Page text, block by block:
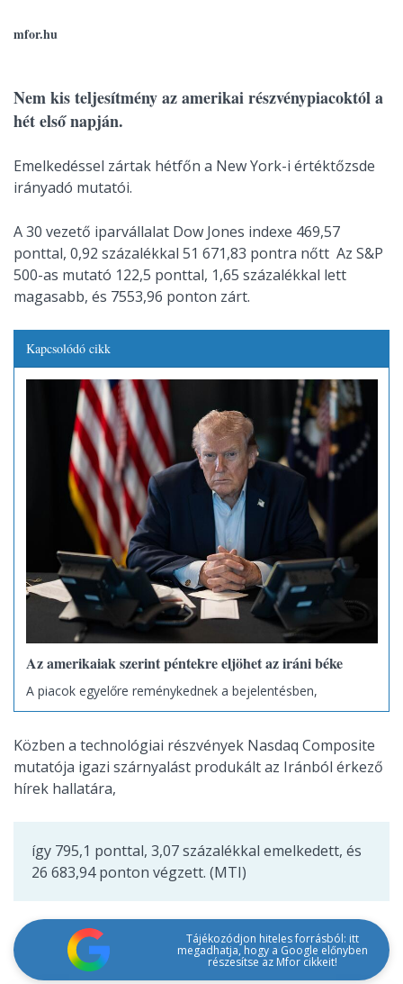
mfor.hu
Nem kis teljesítmény az amerikai részvénypiacoktól a
hét első napján.
Emelkedéssel zártak hétfőn a New York-i értéktőzsde
irányadó mutatói.
A 30 vezető iparvállalat Dow Jones indexe 469,57
ponttal, 0,92 százalékkal 51 671,83 pontra nőtt Az S&P
500-as mutató 122,5 ponttal, 1,65 százalékkal lett
magasabb, és 7553,96 ponton zárt.
Kapcsolódó cikk
Az amerikaiak szerint péntekre eljöhet az iráni béke
A piacok egyelőre reménykednek a bejelentésben,
Közben a technológiai részvények Nasdaq Composite
mutatója igazi szárnyalást produkált az Iránból érkező
hírek hallatára,
így 795,1 ponttal, 3,07 százalékkal emelkedett, és
26 683,94 ponton végzett. (MTI)
Tájékozódjon hiteles forrásból: itt
megadhatja, hogy a Google előnyben
részesítse az Mfor cikkeit!